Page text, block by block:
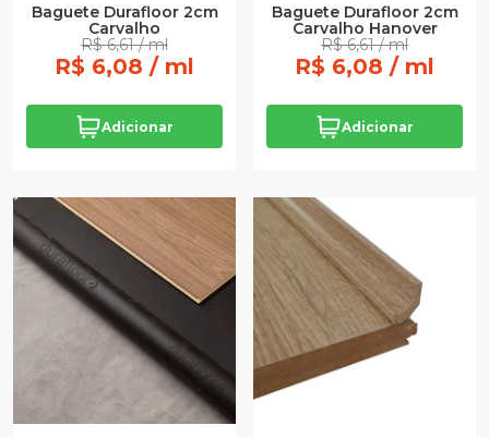
Baguete Durafloor 2cm
Carvalho
R$ 6,61 / ml
R$ 6,08 / ml
Adicionar
Baguete Durafloor 2cm
Carvalho Hanover
R$ 6,61 / ml
R$ 6,08 / ml
Adicionar